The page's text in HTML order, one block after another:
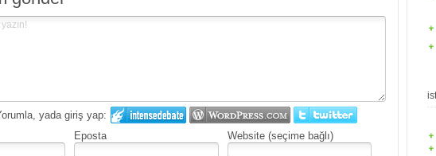
yada giriş yap:
Eposta Website (seçime bağlı)